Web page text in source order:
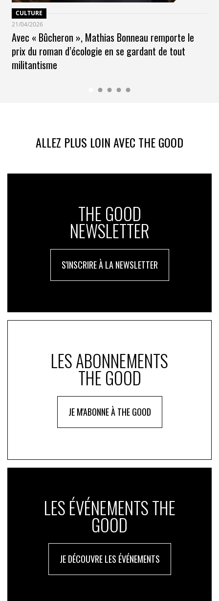
CULTURE
21/04/2026
Avec « Bûcheron », Mathias Bonneau remporte le
prix du roman d’écologie en se gardant de tout
militantisme
ALLEZ PLUS LOIN AVEC THE GOOD
THE GOOD
NEWSLETTER
S'INSCRIRE À LA NEWSLETTER
LES ABONNEMENTS
THE GOOD
JE M'ABONNE À THE GOOD
LES ÉVÉNEMENTS THE
GOOD
JE DÉCOUVRE LES ÉVÉNEMENTS